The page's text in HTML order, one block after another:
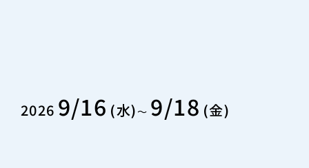
2026 9/16 水 〜 9/18 金